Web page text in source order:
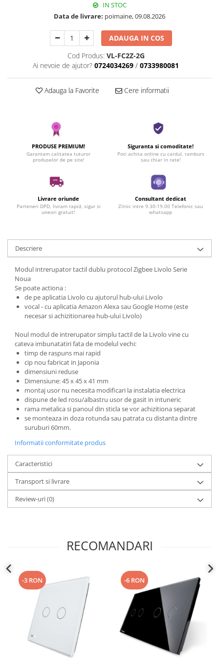
IN STOC
Data de livrare: poimaine, 09.08.2026
ADAUGA IN COS
Cod Produs: VL-FC2Z-2G
Ai nevoie de ajutor? 0724034269 / 0733980081
Adauga la Favorite Cere informatii
PRODUSE PREMIUM!
Garantam calitatea tuturor
produselor de pe site!
Siguranta si comoditate!
Poti achita online cu cardul, ramburs
sau chiar in rate!
Livrare oriunde
Parteneri DPD, livram rapid, sigur si
uneori gratuit!
Consultant dedicat
Zilnic intre 9.30-19.00 Telefonic sau
whatsapp
Descriere
Modul intrerupator tactil dublu protocol Zigbee Livolo Serie
Noua
Se poate actiona :
de pe aplicatia Livolo cu ajutorul hub-ului Livolo
vocal - cu aplicatia Amazon Alexa sau Google Home (este
necesar si achizitionarea hub-ului Livolo)
Noul modul de intrerupator simplu tactil de la Livolo vine cu
cateva imbunatatiri fata de modelul vechi:
timp de raspuns mai rapid
cip nou fabricat in Japonia
dimensiuni reduse
Dimensiune: 45 x 45 x 41 mm
montaj usor nu necesita modificari la instalatia electrica
dispune de led rosu/albastru usor de gasit in intuneric
rama metalica si panoul din sticla se vor achizitiona separat
se monteaza in doza rotunda sau patrata cu distanta dintre
suruburi 60mm.
Informatii conformitate produs
Caracteristici
Transport si livrare
Review-uri(0)
RECOMANDARI
-3 RON -6 RON